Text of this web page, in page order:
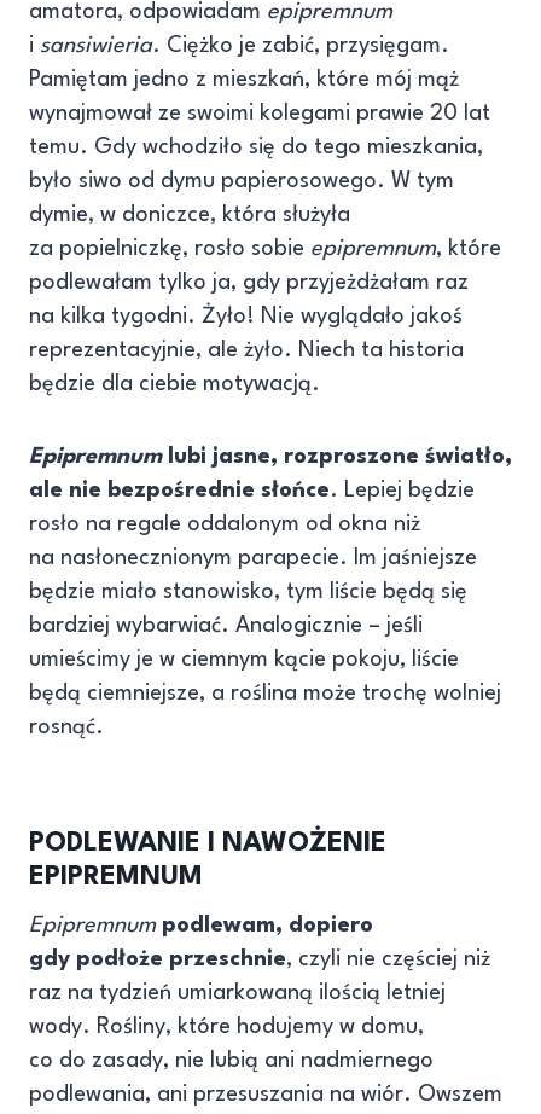
amatora, odpowiadam epipremnum
i sansiwieria. Ciężko je zabić, przysięgam.
Pamiętam jedno z mieszkań, które mój mąż
wynajmował ze swoimi kolegami prawie 20 lat
temu. Gdy wchodziło się do tego mieszkania,
było siwo od dymu papierosowego. W tym
dymie, w doniczce, która służyła
za popielniczkę, rosło sobie epipremnum, które
podlewałam tylko ja, gdy przyjeżdżałam raz
na kilka tygodni. Żyło! Nie wyglądało jakoś
reprezentacyjnie, ale żyło. Niech ta historia
będzie dla ciebie motywacją.
Epipremnumlubi jasne, rozproszone światło,
ale nie bezpośrednie słońce. Lepiej będzie
rosło na regale oddalonym od okna niż
na nasłonecznionym parapecie. Im jaśniejsze
będzie miało stanowisko, tym liście będą się
bardziej wybarwiać. Analogicznie – jeśli
umieścimy je w ciemnym kącie pokoju, liście
będą ciemniejsze, a roślina może trochę wolniej
rosnąć.
PODLEWANIE I NAWOŻENIE
EPIPREMNUM
Epipremnum podlewam, dopiero
gdy podłoże przeschnie, czyli nie częściej niż
raz na tydzień umiarkowaną ilością letniej
wody. Rośliny, które hodujemy w domu,
co do zasady, nie lubią ani nadmiernego
podlewania, ani przesuszania na wiór. Owszem